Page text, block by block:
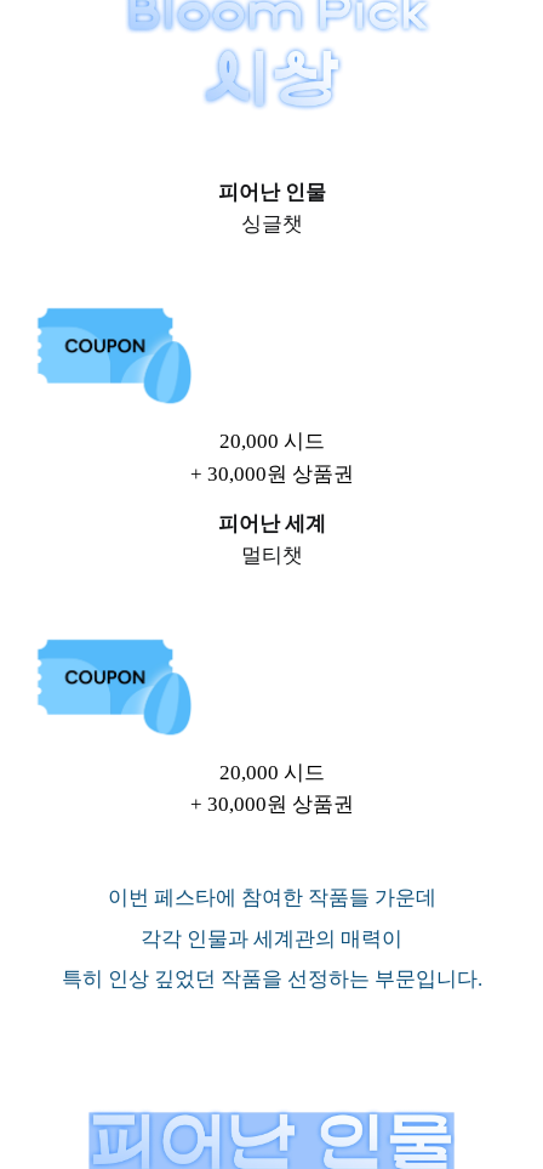
피어난 인물
싱글챗
20,000 시드
+ 30,000원 상품권
피어난 세계
멀티챗
20,000 시드
+ 30,000원 상품권
이번 페스타에 참여한 작품들 가운데
각각 인물과 세계관의 매력이
특히 인상 깊었던 작품을 선정하는 부문입니다.